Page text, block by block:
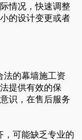
情况，快速调整
的设计变更或者
法的幕墙施工资
提供有效的保
识，在售后服务
，可能缺乏专业的